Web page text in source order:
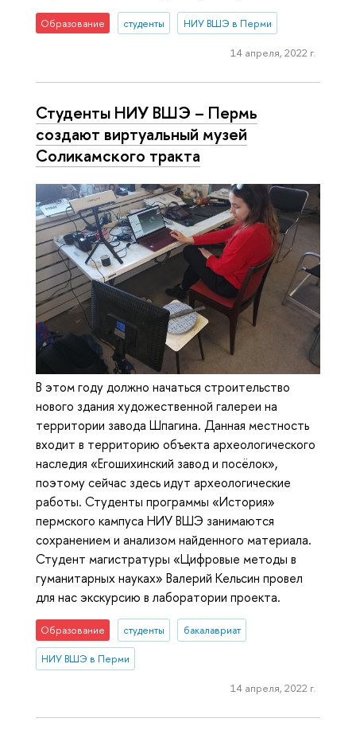
Образование студенты НИУ ВШЭ в Перми
14 апреля, 2022 г.
Студенты НИУ ВШЭ – Пермь
создают виртуальный музей
Соликамского тракта
В этом году должно начаться строительство
нового здания художественной галереи на
территории завода Шпагина. Данная местность
входит в территорию объекта археологического
наследия «Егошихинский завод и посёлок»,
поэтому сейчас здесь идут археологические
работы. Студенты программы «История»
пермского кампуса НИУ ВШЭ занимаются
сохранением и анализом найденного материала.
Студент магистратуры «Цифровые методы в
гуманитарных науках» Валерий Кельсин провел
для нас экскурсию в лаборатории проекта.
Образование студенты бакалавриат
НИУ ВШЭ в Перми
14 апреля, 2022 г.